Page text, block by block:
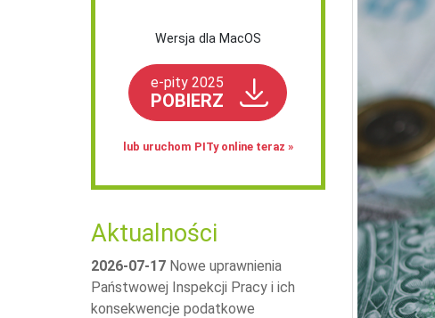
Wersja dla MacOS
e-pity 2025
POBIERZ
lub uruchom PITy online teraz »
Aktualności
2026-07-17 Nowe uprawnienia
Państwowej Inspekcji Pracy i ich
konsekwencje podatkowe